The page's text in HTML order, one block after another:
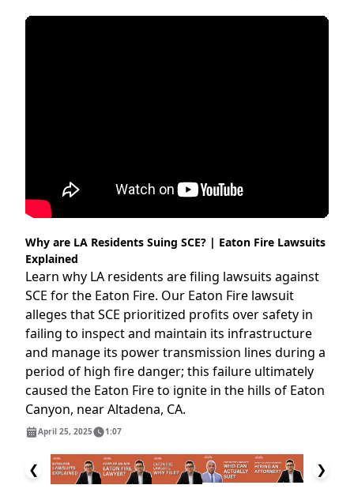
Why are LA Residents Suing SCE? | Eaton Fire Lawsuits
Explained
Learn why LA residents are filing lawsuits against
SCE for the Eaton Fire. Our Eaton Fire lawsuit
alleges that SCE prioritized profits over safety in
failing to inspect and maintain its infrastructure
and manage its power transmission lines during a
period of high fire danger; this failure ultimately
caused the Eaton Fire to ignite in the hills of Eaton
Canyon, near Altadena, CA.
April 25, 2025 1:07
❮ ❯